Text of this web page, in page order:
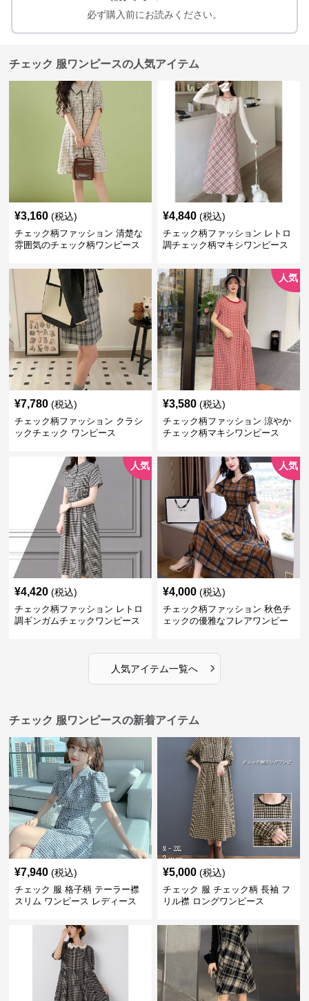
必ず購入前にお読みください。
チェック 服ワンピースの人気アイテム
¥3,160 (税込)
チェック柄ファッション 清楚な
雰囲気のチェック柄ワンピース
¥4,840 (税込)
チェック柄ファッション レトロ
調チェック柄マキシワンピース
¥7,780 (税込)
チェック柄ファッション クラシ
ックチェック ワンピース
人気
¥3,580 (税込)
チェック柄ファッション 涼やか
チェック柄マキシワンピース
人気
¥4,420 (税込)
チェック柄ファッション レトロ
調ギンガムチェックワンピース
人気
¥4,000 (税込)
チェック柄ファッション 秋色チ
ェックの優雅なフレアワンピー
人気アイテム一覧へ ›
チェック 服ワンピースの新着アイテム
¥7,940 (税込)
チェック 服 格子柄 テーラー襟
スリム ワンピース レディース
¥5,000 (税込)
チェック 服 チェック柄 長袖 フ
リル襟 ロングワンピース